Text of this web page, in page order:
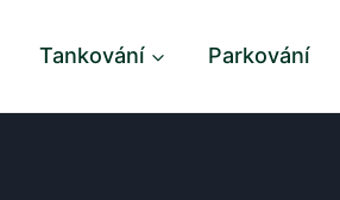
Tankování Parkování